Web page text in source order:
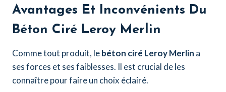
Avantages Et Inconvénients Du
Béton Ciré Leroy Merlin
Comme tout produit, lebéton ciré Leroy Merlin a
ses forces et ses faiblesses. Il est crucial de les
connaître pour faire un choix éclairé.